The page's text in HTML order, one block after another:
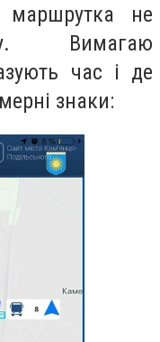
не
Вимагаю
час і де
знаки: